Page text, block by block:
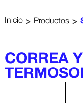
Inicio > Productos >
CORREA